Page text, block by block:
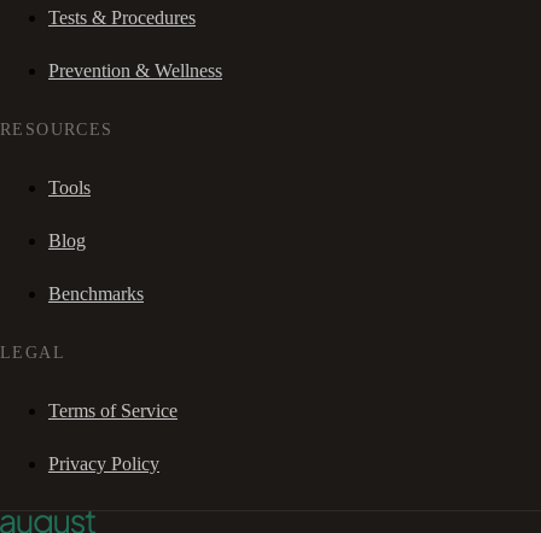
Tests & Procedures
Prevention & Wellness
RESOURCES
Tools
Blog
Benchmarks
LEGAL
Terms of Service
Privacy Policy